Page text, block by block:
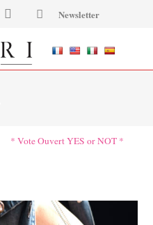
Newsletter
* Vote Ouvert YES or NOT *